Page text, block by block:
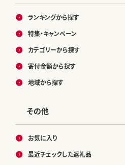
ランキングから探す
特集・キャンペーン
カテゴリーから探す
寄付金額から探す
地域から探す
その他
お気に入り
最近チェックした返礼品